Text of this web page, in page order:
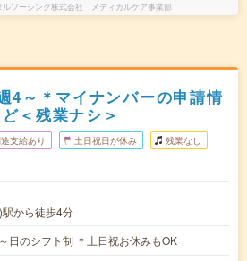
ルソーシング株式会社 メディカルケア事業部
4～＊マイナンバーの申請情
＜残業ナシ＞
支給あり 土日祝日が休み 残業なし
から徒歩4分
日のシフト制 ＊土日祝お休みもOK